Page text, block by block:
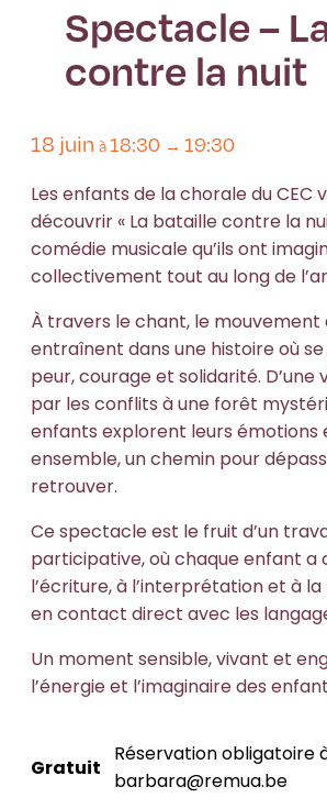
Spectacle –
contre la nuit
18 juin à18:30 → 19:30
Les enfants de la chorale du CEC
découvrir « La bataille contre la
comédie musicale qu’ils ont
collectivement tout au long de
À travers le chant, le mouvement
entraînent dans une histoire où
peur, courage et solidarité. D’une
par les conflits à une forêt
enfants explorent leurs émotions
ensemble, un chemin pour
retrouver.
Ce spectacle est le fruit d’un
participative, où chaque enfant a
l’écriture, à l’interprétation et à
en contact direct avec les
Un moment sensible, vivant et
l’énergie et l’imaginaire des
Gratuit
Réservation obligatoire
barbara@remua.be